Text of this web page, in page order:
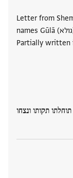
Letter from
names Gūlā (גולא) b. Khalaf and Manṣūr b. Kūtā (כותא).
Partially written
תקותו ונצחו